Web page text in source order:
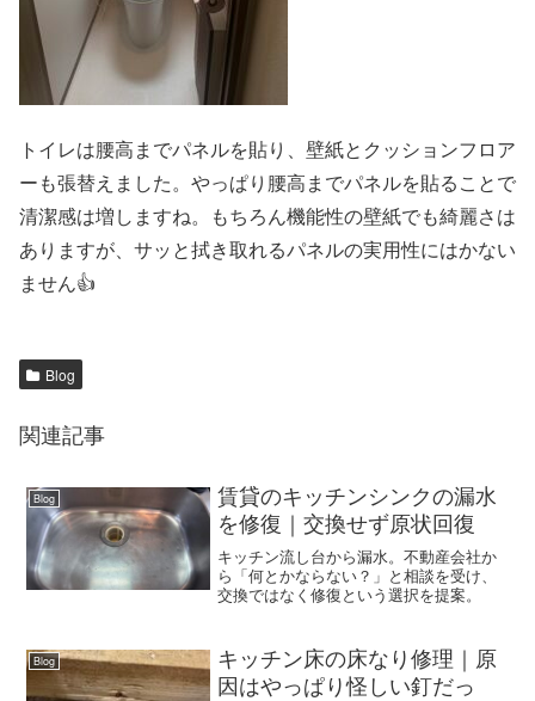
トイレは腰高までパネルを貼り、壁紙とクッションフロア
ーも張替えました。やっぱり腰高までパネルを貼ることで
清潔感は増しますね。もちろん機能性の壁紙でも綺麗さは
ありますが、サッと拭き取れるパネルの実用性にはかない
ません👍
Blog
関連記事
Blog
賃貸のキッチンシンクの漏水
を修復｜交換せず原状回復
キッチン流し台から漏水。不動産会社か
ら「何とかならない？」と相談を受け、
交換ではなく修復という選択を提案。
Blog
キッチン床の床なり修理｜原
因はやっぱり怪しい釘だっ